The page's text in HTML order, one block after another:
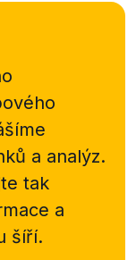
a analýz.
tak
a
šíří.